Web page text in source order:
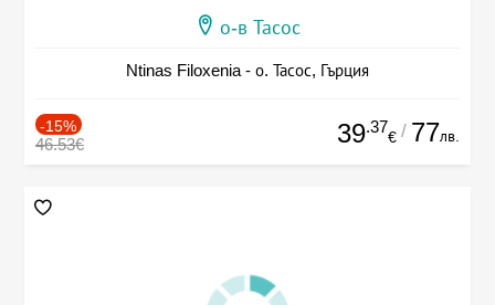
о-в Тасос
Ntinas Filoxenia - о. Тасос, Гърция
-15%
46.53€ 39.37
€ / 77лв.